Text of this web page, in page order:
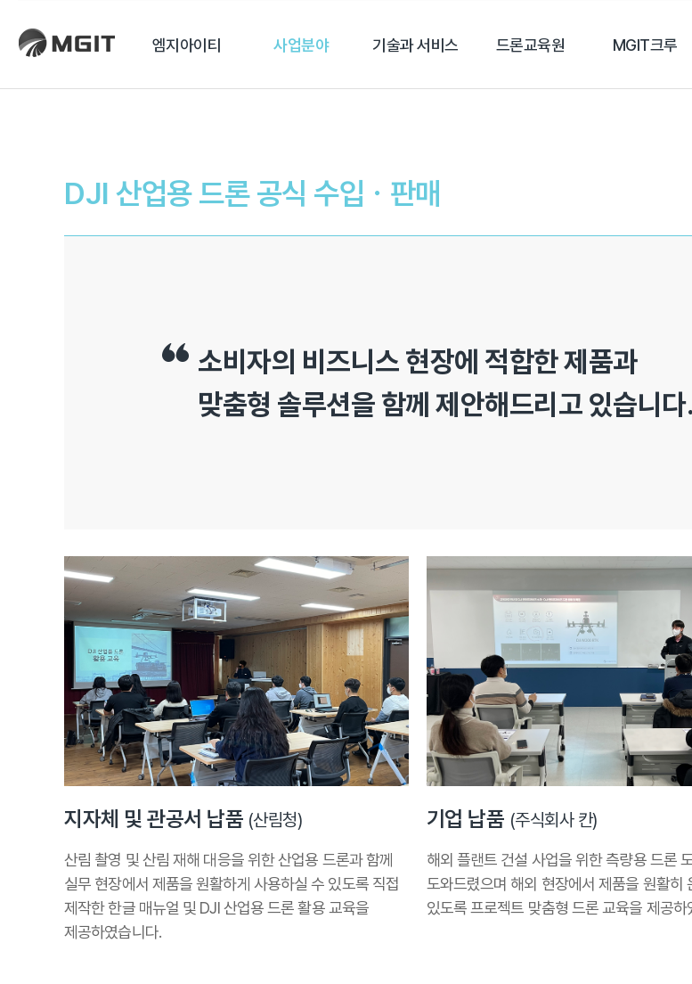
엠지아이티 사업분야 기술과 서비스 드론교육원 MGIT크루
DJI 산업용 드론 공식 수입ㆍ판매
소비자의 비즈니스 현장에 적합한 제품과
맞춤형 솔루션을 함께 제안해드리고 있습니다.
지자체 및 관공서 납품 (산림청)
산림 촬영 및 산림 재해 대응을 위한 산업용 드론과 함께
실무 현장에서 제품을 원활하게 사용하실 수 있도록 직접
제작한 한글 매뉴얼 및 DJI 산업용 드론 활용 교육을
제공하였습니다.
기업 납품 (주식회사 칸)
해외 플랜트 건설 사업을 위한 측량용 드론
도와드렸으며 해외 현장에서 제품을 원활히
있도록 프로젝트 맞춤형 드론 교육을 제공하